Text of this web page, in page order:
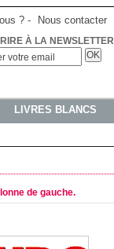
? - Nous contacter
À LA NEWSLETTER
OK
LIVRES BLANCS
de gauche.